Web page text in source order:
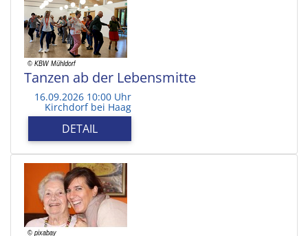
Tanzen ab der Lebensmitte
16.09.2026 10:00 Uhr
Kirchdorf bei Haag
DETAIL